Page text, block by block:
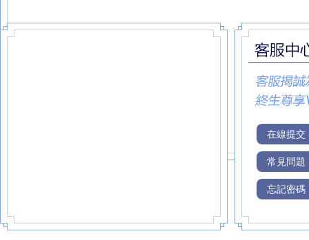
在線提交
常見問題
忘記密碼